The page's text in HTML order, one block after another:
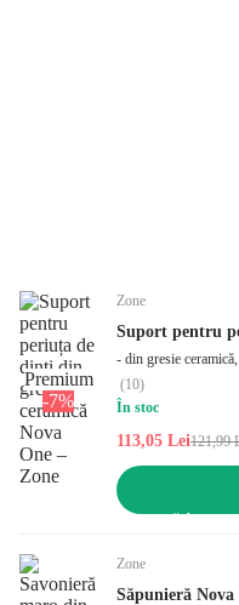
Premium
-7%
Zone
Suport pentru
- din gresie
(10)
În stoc
113,05 Lei121,99
Zone
Săpunieră Nova